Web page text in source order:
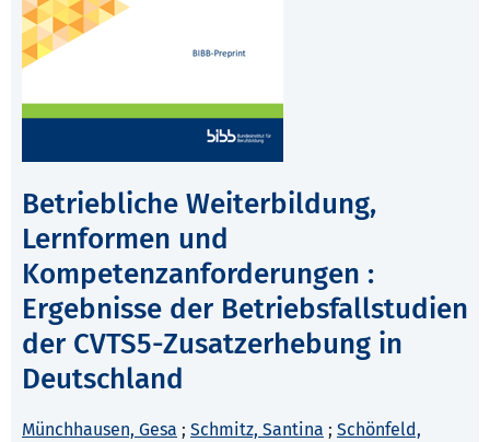
Betriebliche Weiterbildung,
Lernformen und
Kompetenzanforderungen :
Ergebnisse der Betriebsfallstudien
der CVTS5-Zusatzerhebung in
Deutschland
Münchhausen, Gesa ; Schmitz, Santina ; Schönfeld,